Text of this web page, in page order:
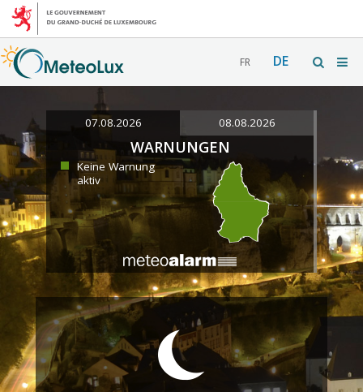
FR DE
07.08.2026 08.08.2026
WARNUNGEN
Keine Warnung
aktiv